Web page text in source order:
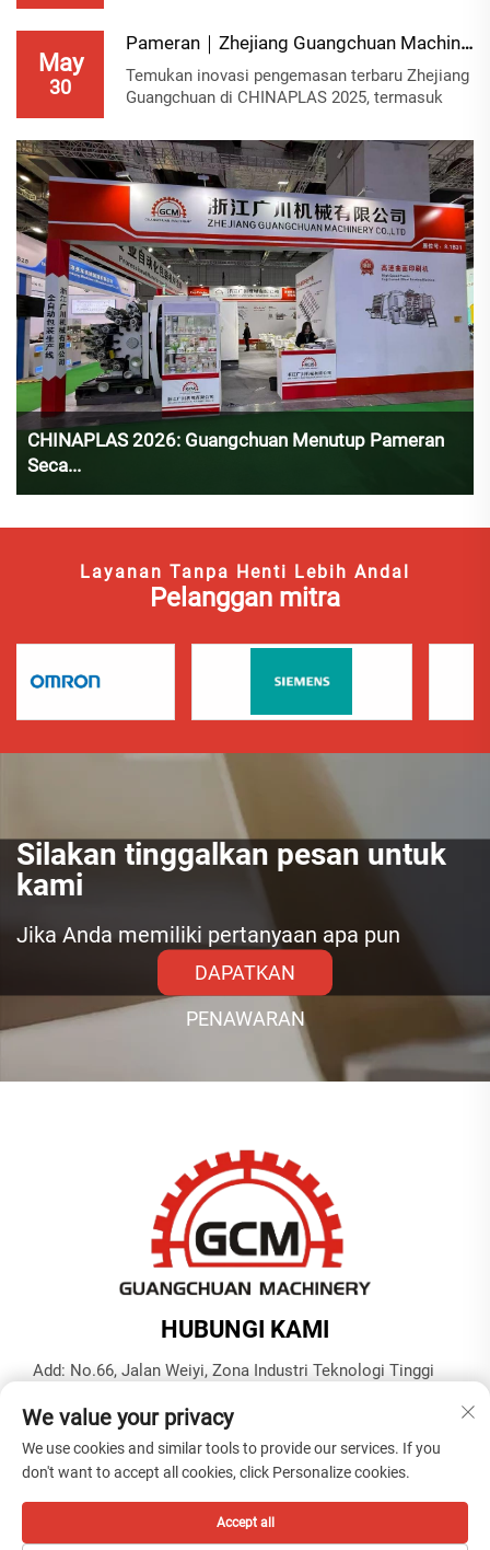
mendorong transformasi industri plastik yang
hijau dan efisien. Jelajahi solusinya sekarang.
May
30
Pameran｜Zhejiang Guangchuan Machinery Co., Ltd....
Temukan inovasi pengemasan terbaru Zhejiang
Guangchuan di CHINAPLAS 2025, termasuk
Lihat bagaimana mesin berkinerja tinggi
mengubah pengemasan plastik. Pelajari lebih
lanjut sekarang.
CHINAPLAS 2026: Guangchuan Menutup Pameran
Seca...
Layanan Tanpa Henti Lebih Andal
Pelanggan mitra
Silakan tinggalkan pesan untuk
kami
Jika Anda memiliki pertanyaan apa pun
DAPATKAN
PENAWARAN
HUBUNGI KAMI
Add: No.66, Jalan Weiyi, Zona Industri Teknologi Tinggi
Tel: +86-577-65566677
Surel: [email protected]
We value your privacy
We use cookies and similar tools to provide our services. If you
don't want to accept all cookies, click Personalize cookies.
Accept all